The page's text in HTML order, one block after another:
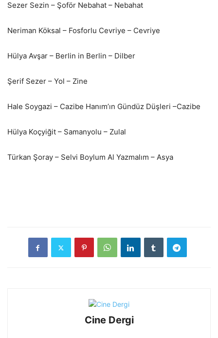
Sezer Sezin – Şoför Nebahat – Nebahat
Neriman Köksal – Fosforlu Cevriye – Cevriye
Hülya Avşar – Berlin in Berlin – Dilber
Şerif Sezer – Yol – Zine
Hale Soygazi – Cazibe Hanım’ın Gündüz Düşleri –Cazibe
Hülya Koçyiğit – Samanyolu – Zulal
Türkan Şoray – Selvi Boylum Al Yazmalım – Asya
Cine Dergi